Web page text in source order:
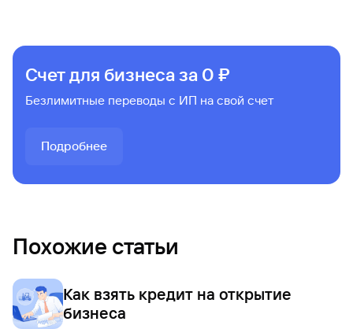
Счет для бизнеса за 0 ₽
Безлимитные переводы с ИП на свой счет
Подробнее
Похожие статьи
Как взять кредит на открытие
бизнеса